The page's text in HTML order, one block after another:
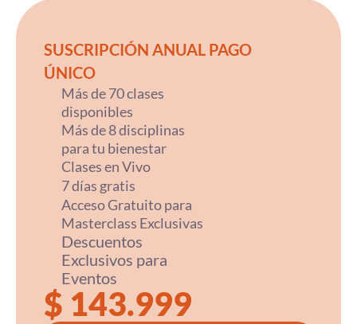
SUSCRIPCIÓN ANUAL PAGO
ÚNICO
Más de 70 clases
disponibles
Más de 8 disciplinas
para tu bienestar
Clases en Vivo
7 días gratis
Acceso Gratuito para
Masterclass Exclusivas
Descuentos
Exclusivos para
Eventos
$ 143.999